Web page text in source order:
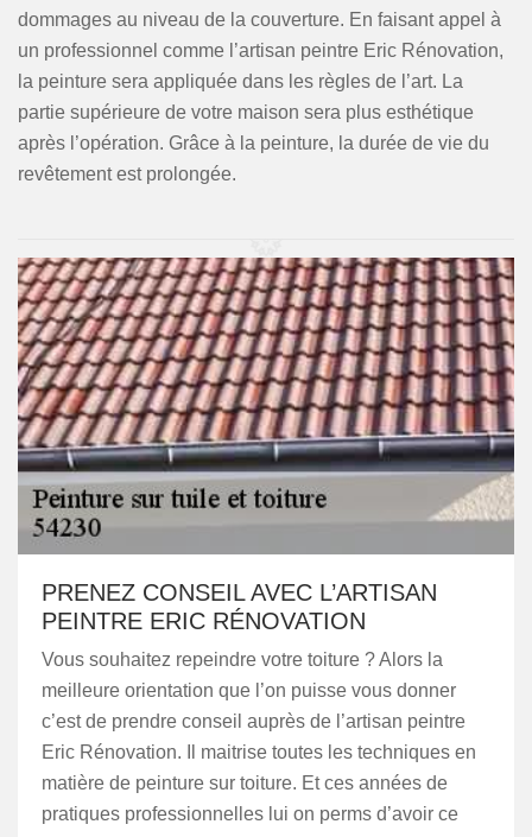
dommages au niveau de la couverture. En faisant appel à
un professionnel comme l’artisan peintre Eric Rénovation,
la peinture sera appliquée dans les règles de l’art. La
partie supérieure de votre maison sera plus esthétique
après l’opération. Grâce à la peinture, la durée de vie du
revêtement est prolongée.
PRENEZ CONSEIL AVEC L’ARTISAN
PEINTRE ERIC RÉNOVATION
Vous souhaitez repeindre votre toiture ? Alors la
meilleure orientation que l’on puisse vous donner
c’est de prendre conseil auprès de l’artisan peintre
Eric Rénovation. Il maitrise toutes les techniques en
matière de peinture sur toiture. Et ces années de
pratiques professionnelles lui on perms d’avoir ce